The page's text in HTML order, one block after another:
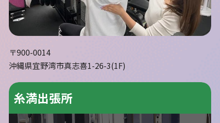
〒900-0014
沖縄県宜野湾市真志喜1-26-3(1F)
糸満出張所